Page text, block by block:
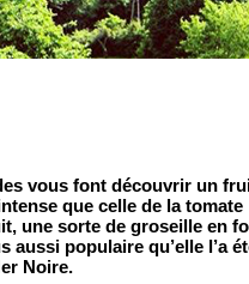
vous font découvrir un
que celle de la
une sorte de groseille en
aussi populaire qu’elle l’a
Noire.